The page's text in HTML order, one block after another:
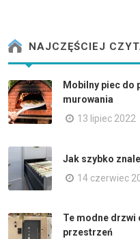
NAJCZĘŚCIEJ
Mobilny piec do
murowania
13 lipiec 2022
Jak szybko
14 czerwiec
Te modne drzwi
przestrzeń